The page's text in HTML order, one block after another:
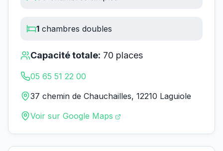
1 chambres doubles
Capacité totale: 70 places
05 65 51 22 00
37 chemin de Chauchailles, 12210 Laguiole
Voir sur Google Maps